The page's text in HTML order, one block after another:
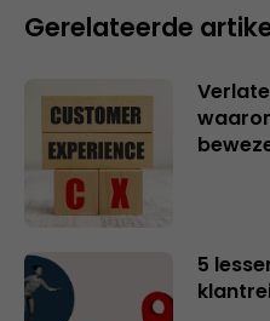
Gerelateerde
5